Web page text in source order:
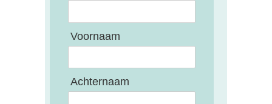
Voornaam
Achternaam